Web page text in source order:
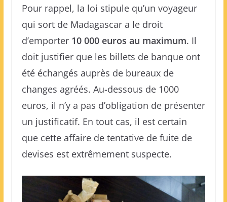
Pour rappel, la loi stipule qu’un voyageur
qui sort de Madagascar a le droit
d’emporter 10 000 euros au maximum. Il
doit justifier que les billets de banque ont
été échangés auprès de bureaux de
changes agréés. Au-dessous de 1000
euros, il n’y a pas d’obligation de présenter
un justificatif. En tout cas, il est certain
que cette affaire de tentative de fuite de
devises est extrêmement suspecte.